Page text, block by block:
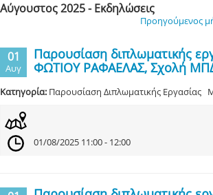
Αύγουστος 2025 - Εκδηλώσεις
Προηγούμενος
01
Αυγ
Παρουσίαση διπλωματικής
ΦΩΤΙΟΥ ΡΑΦΑΕΛΑΣ, Σχολή
Κατηγορία: Παρουσίαση Διπλωματικής Εργασίας
01/08/2025 11:00 - 12:00